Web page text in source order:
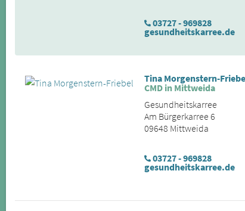
03727 - 969828
gesundheitskarree.de
Tina Morgenstern-
CMD in Mittweida
Gesundheitskarree
Am Bürgerkarree 6
09648 Mittweida
03727 - 969828
gesundheitskarree.de